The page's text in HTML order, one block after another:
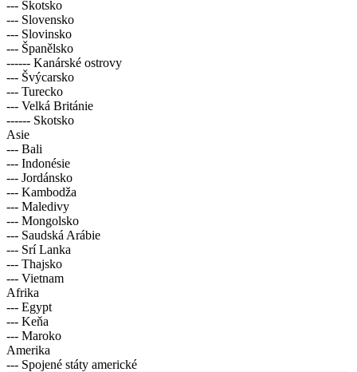
--- Skotsko
--- Slovensko
--- Slovinsko
--- Španělsko
------ Kanárské ostrovy
--- Švýcarsko
--- Turecko
--- Velká Británie
------ Skotsko
Asie
--- Bali
--- Indonésie
--- Jordánsko
--- Kambodža
--- Maledivy
--- Mongolsko
--- Saudská Arábie
--- Srí Lanka
--- Thajsko
--- Vietnam
Afrika
--- Egypt
--- Keňa
--- Maroko
Amerika
--- Spojené státy americké